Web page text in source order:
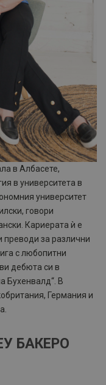
в Албасете,
в университета в
университет
говори
Кариерата ѝ е
преводи за различни
с любопитни
дебюта си в
Бухенвалд“. В
Германия и
БАКЕРО